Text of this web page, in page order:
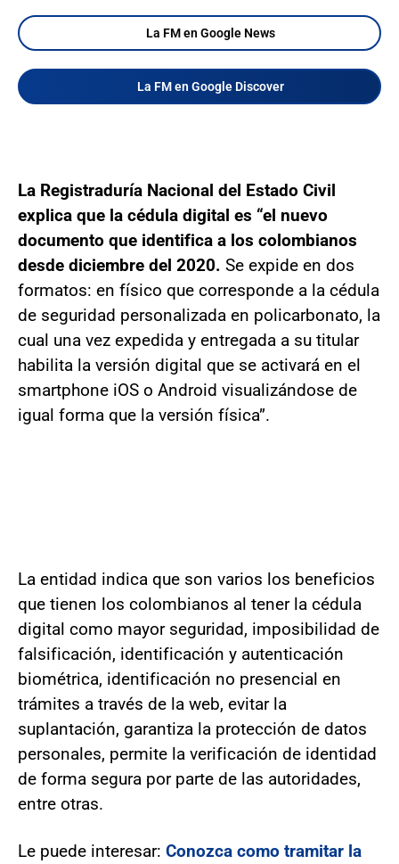
La FM en Google News
La FM en Google Discover
La Registraduría Nacional del Estado Civil
explica que la cédula digital es “el nuevo
documento que identifica a los colombianos
desde diciembre del 2020. Se expide en dos
formatos: en físico que corresponde a la cédula
de seguridad personalizada en policarbonato, la
cual una vez expedida y entregada a su titular
habilita la versión digital que se activará en el
smartphone iOS o Android visualizándose de
igual forma que la versión física”.
La entidad indica que son varios los beneficios
que tienen los colombianos al tener la cédula
digital como mayor seguridad, imposibilidad de
falsificación, identificación y autenticación
biométrica, identificación no presencial en
trámites a través de la web, evitar la
suplantación, garantiza la protección de datos
personales, permite la verificación de identidad
de forma segura por parte de las autoridades,
entre otras.
Le puede interesar: Conozca como tramitar la